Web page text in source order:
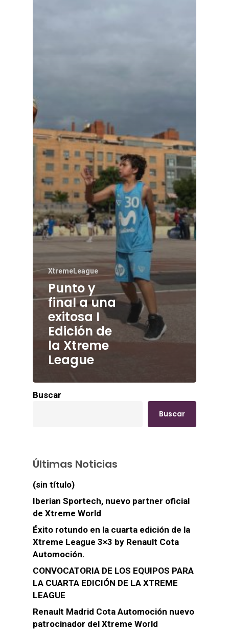
XtremeLeague
Punto y
final a una
exitosa I
Edición de
la Xtreme
League
Buscar
Buscar
Últimas Noticias
(sin título)
Iberian Sportech, nuevo partner oficial
de Xtreme World
Éxito rotundo en la cuarta edición de la
Xtreme League 3×3 by Renault Cota
Automoción.
CONVOCATORIA DE LOS EQUIPOS PARA
LA CUARTA EDICIÓN DE LA XTREME
LEAGUE
Renault Madrid Cota Automoción nuevo
patrocinador del Xtreme World